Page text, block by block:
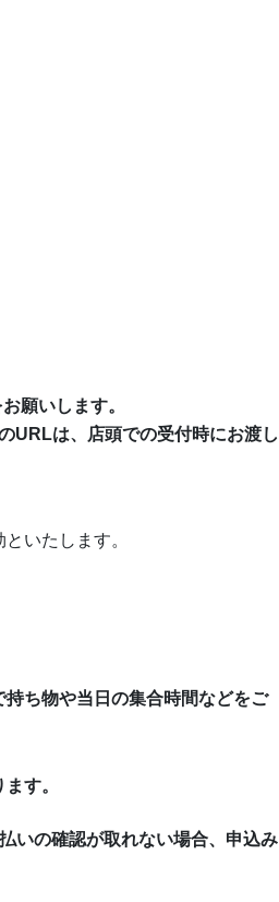
願いします。
URLは、店頭での受付時にお渡し
いたします。
ち物や当日の集合時間などをご
す。
いの確認が取れない場合、申込み